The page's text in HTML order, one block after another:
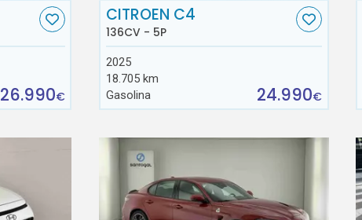
26.990€
CITROEN C4
136CV - 5P
2025
18.705 km
Gasolina
24.990€